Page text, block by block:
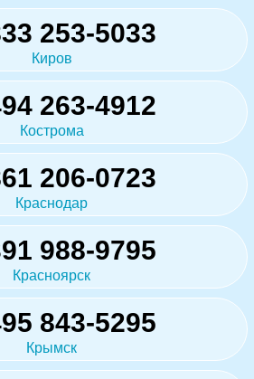
253-5033
Киров
263-4912
Кострома
206-0723
Краснодар
988-9795
Красноярск
843-5295
Крымск